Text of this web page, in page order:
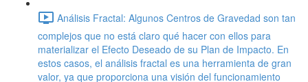
Análisis Fractal: Algunos Centros de Gravedad son tan
complejos que no está claro qué hacer con ellos para
materializar el Efecto Deseado de su Plan de Impacto. En
estos casos, el análisis fractal es una herramienta de gran
valor, ya que proporciona una visión del funcionamiento